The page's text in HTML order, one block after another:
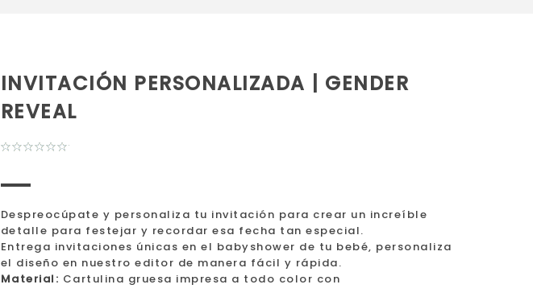
INVITACIÓN PERSONALIZADA | GENDER
REVEAL
Despreocúpate y personaliza tu invitación para crear un increíble
detalle para festejar y recordar esa fecha tan especial.
Entrega invitaciones únicas en el babyshower de tu bebé, personaliza
el diseño en nuestro editor de manera fácil y rápida.
Material: Cartulina gruesa impresa a todo color con